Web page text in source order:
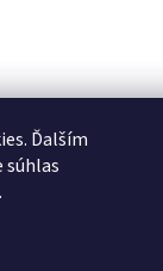
Ďalším